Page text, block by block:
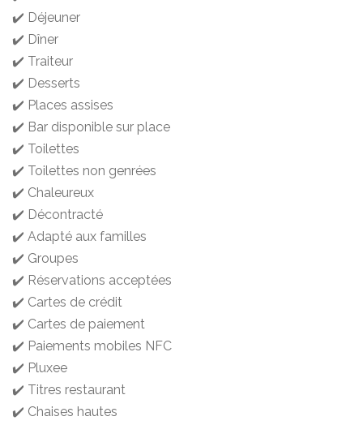
✔️ Déjeuner
✔️ Dîner
✔️ Traiteur
✔️ Desserts
✔️ Places assises
✔️ Bar disponible sur place
✔️ Toilettes
✔️ Toilettes non genrées
✔️ Chaleureux
✔️ Décontracté
✔️ Adapté aux familles
✔️ Groupes
✔️ Réservations acceptées
✔️ Cartes de crédit
✔️ Cartes de paiement
✔️ Paiements mobiles NFC
✔️ Pluxee
✔️ Titres restaurant
✔️ Chaises hautes